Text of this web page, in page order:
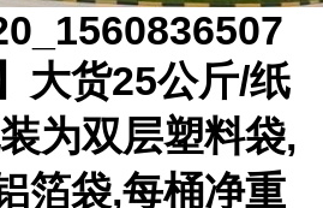
大货25公斤/纸
为双层塑料袋,
箔袋,每桶净重